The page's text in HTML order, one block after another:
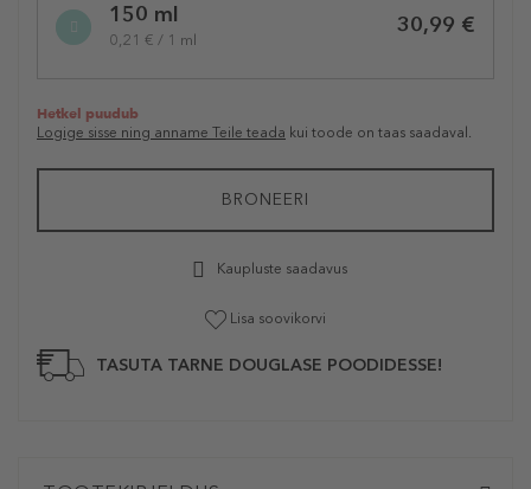
variation150 ml
0,21 € / 1 ml
30,99 €
Hetkel puudub
Logige sisse ning anname Teile teada kui toode on taas saadaval.
BRONEERI
Kaupluste saadavus
Lisa soovikorvi
TASUTA TARNE DOUGLASE POODIDESSE!